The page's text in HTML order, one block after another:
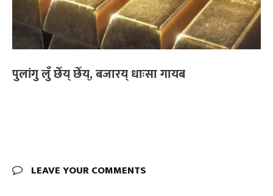
पुलांगु लुँ छेँय् छेँय्, बजारय् धाःसा गायब
LEAVE YOUR COMMENTS